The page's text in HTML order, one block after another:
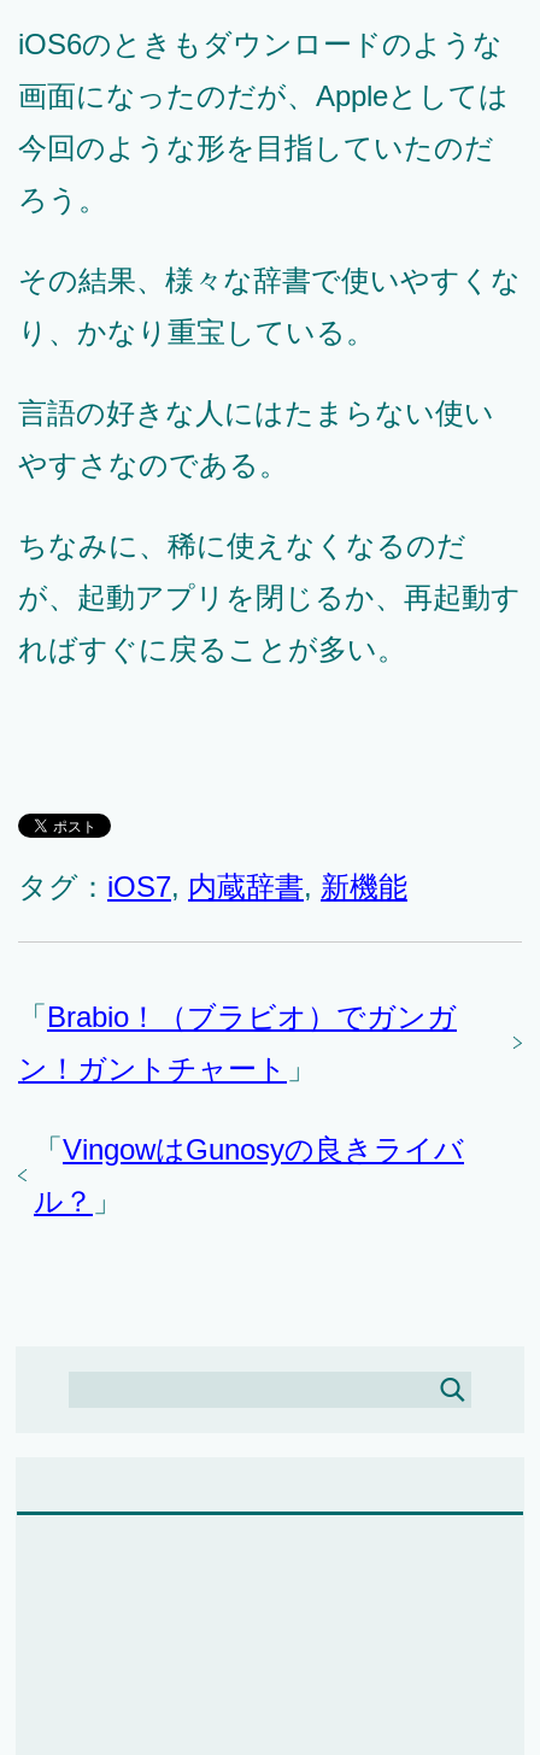
iOS6のときもダウンロードのような
画面になったのだが、Appleとしては
今回のような形を目指していたのだ
ろう。
その結果、様々な辞書で使いやすくな
り、かなり重宝している。
言語の好きな人にはたまらない使い
やすさなのである。
ちなみに、稀に使えなくなるのだ
が、起動アプリを閉じるか、再起動す
ればすぐに戻ることが多い。
タグ： iOS7, 内蔵辞書, 新機能
「 Brabio！（ブラビオ）でガンガ
ン！ガントチャート 」
「 VingowはGunosyの良きライバ
ル？ 」